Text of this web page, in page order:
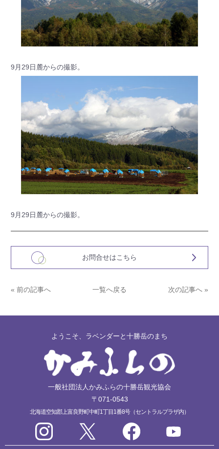
9月29日麓からの撮影。
9月29日麓からの撮影。
お問合せはこちら
« 前の記事へ 一覧へ戻る 次の記事へ »
ようこそ、ラベンダーと十勝岳のまち
一般社団法人かみふらの十勝岳観光協会
〒071-0543
北海道空知郡上富良野町中町1丁目1番8号（セントラルプラザ内）